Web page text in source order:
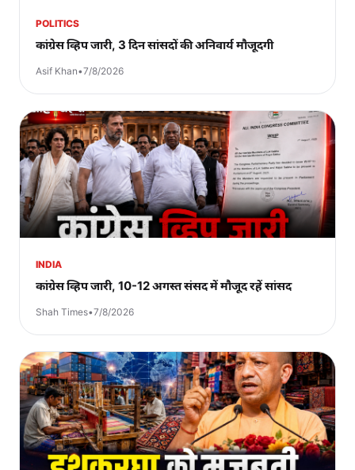
POLITICS
कांग्रेस व्हिप जारी, 3 दिन सांसदों की अनिवार्य मौजूदगी
Asif Khan•7/8/2026
INDIA
कांग्रेस व्हिप जारी, 10-12 अगस्त संसद में मौजूद रहें सांसद
Shah Times•7/8/2026